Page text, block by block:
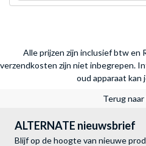
Alle prijzen zijn inclusief btw en
verzendkosten zijn niet inbegrepen.
oud apparaat kan
Terug
ALTERNATE nieuwsbrief
Blijf op de hoogte van nieuwe